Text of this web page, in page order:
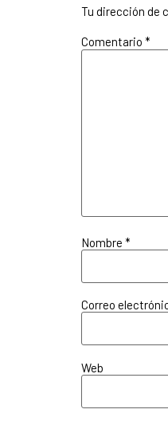
Tu dirección de
Comentario *
Nombre *
Correo
Web